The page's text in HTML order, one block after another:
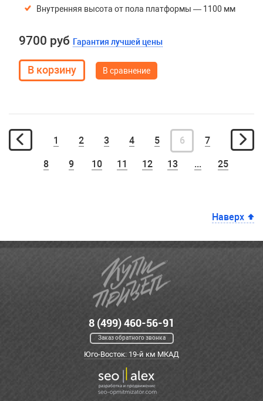
Внутренняя высота от пола платформы — 1100 мм
9700 руб Гарантия лучшей цены
В сравнение
1 2 3 4 5 6 7
8 9 10 11 12 13 ... 25
Наверх
8 (499) 460-56-91
Заказ обратного звонка
Юго-Восток: 19-й км МКАД